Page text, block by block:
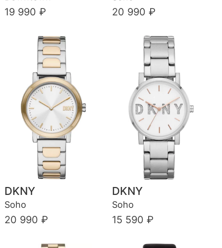
19 990 ₽ 20 990 ₽
DKNY
Soho
20 990 ₽
DKNY
Soho
15 590 ₽